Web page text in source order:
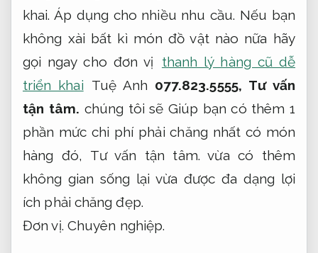
khai. Áp dụng cho nhiều nhu cầu. Nếu bạn
không xài bất kì món đồ vật nào nữa hãy
gọi ngay cho đơn vị
thanh lý hàng cũ dễ
triển khai Tuệ Anh 077.823.5555, Tư vấn
tận tâm. chúng tôi sẽ Giúp bạn có thêm 1
phần mức chi phí phải chăng nhất có món
hàng đó, Tư vấn tận tâm. vừa có thêm
không gian sống lại vừa được đa dạng lợi
ích phải chăng đẹp.
Đơn vị. Chuyên nghiệp.